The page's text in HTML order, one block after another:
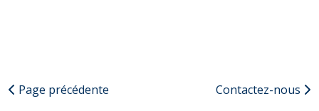
Page précédente Contactez-nous